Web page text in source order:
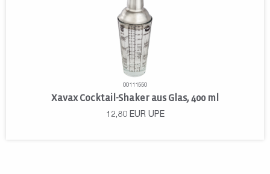
00111550
Xavax Cocktail-Shaker aus Glas, 400 ml
12,80 EUR UPE